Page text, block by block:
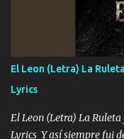
Música Si es que salta
ahí está el Hombre
cualquier problema no
FALTA UN HERMANO
HOMBRE VALIENTE
VIO POR LA FAMILIA
los HERMANOS un
El Leon (Letra) La
Lyrics
El Leon (Letra) La Ruleta
Lyrics Y así siempre fui